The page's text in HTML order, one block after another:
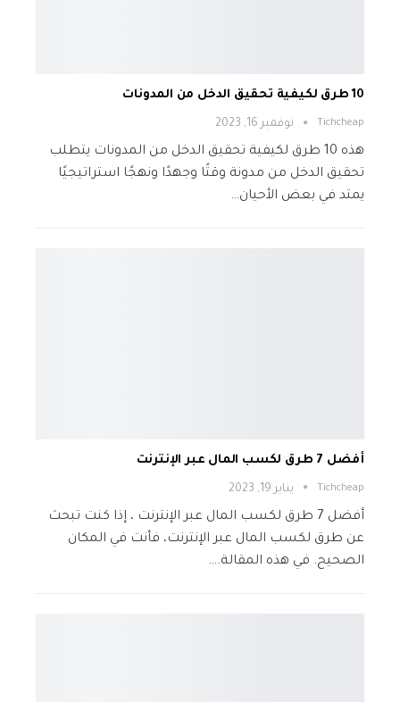
10 طرق لكيفية تحقيق الدخل من المدونات
Tichcheap نوفمبر 16, 2023
هذه 10 طرق لكيفية تحقيق الدخل من المدونات يتطلب
تحقيق الدخل من مدونة وقتًا وجهدًا ونهجًا استراتيجيًا
يمتد في بعض الأحيان…
أفضل 7 طرق لكسب المال عبر الإنترنت
Tichcheap يناير 19, 2023
أفضل 7 طرق لكسب المال عبر الإنترنت ، إذا كنت تبحث
عن طرق لكسب المال عبر الإنترنت، فأنت في المكان
الصحيح. في هذه المقالة.…